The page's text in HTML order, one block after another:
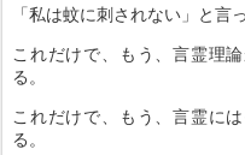
「私は蚊に刺されない」と言
これだけで、もう、言霊理
る。
これだけで、もう、言霊に
る。